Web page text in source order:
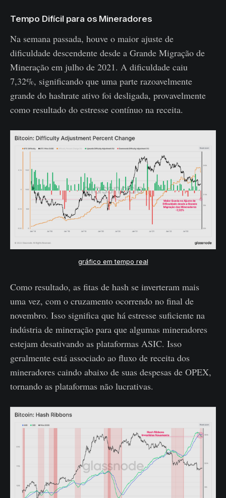
Tempo Difícil para os Mineradores
Na semana passada, houve o maior ajuste de
dificuldade descendente desde a Grande Migração de
Mineração em julho de 2021. A dificuldade caiu
7,32%, significando que uma parte razoavelmente
grande do hashrate ativo foi desligada, provavelmente
como resultado do estresse contínuo na receita.
gráfico em tempo real
Como resultado, as fitas de hash se inverteram mais
uma vez, com o cruzamento ocorrendo no final de
novembro. Isso significa que há estresse suficiente na
indústria de mineração para que algumas mineradores
estejam desativando as plataformas ASIC. Isso
geralmente está associado ao fluxo de receita dos
mineradores caindo abaixo de suas despesas de OPEX,
tornando as plataformas não lucrativas.